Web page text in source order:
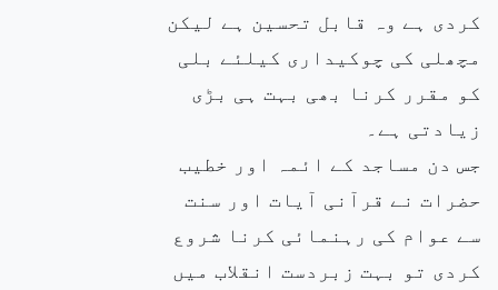
کردی ہے وہ قابل تحسین ہے لیکن
مچھلی کی چوکیداری کیلئے بلی
کو مقرر کرنا بھی بہت ہی بڑی
زیادتی ہے۔
جس دن مساجد کے ائمہ اور خطیب
حضرات نے قرآنی آیات اور سنت
سے عوام کی رہنمائی کرنا شروع
کردی تو بہت زبردست انقلاب میں